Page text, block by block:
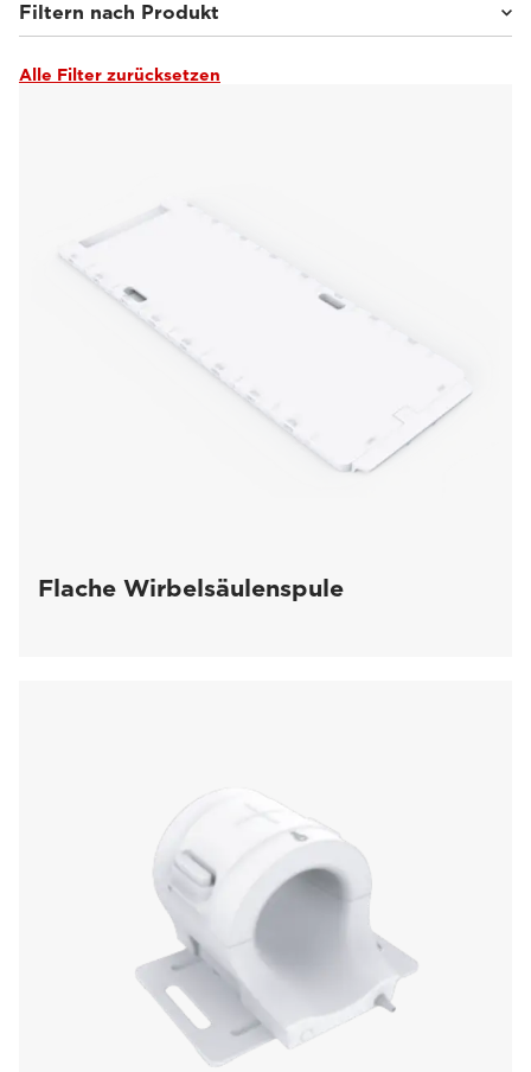
Filtern nach Produkt
O-scan VET(30)
Alle Filter zurücksetzen
Flache Wirbelsäulenspule